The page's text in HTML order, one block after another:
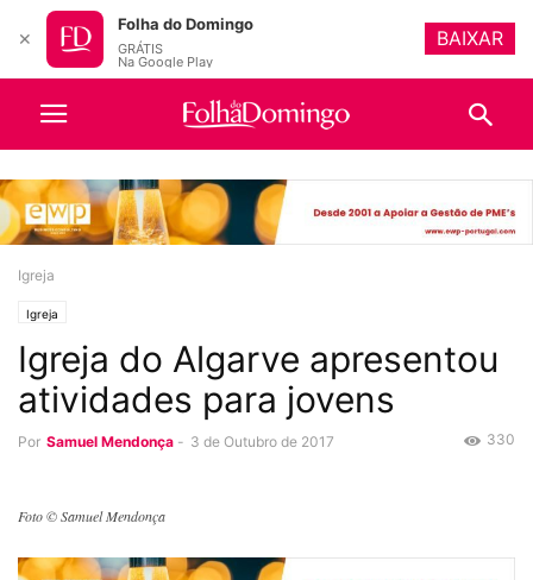
Igreja
Igreja
Igreja do Algarve apresentou
atividades para jovens
Por Samuel Mendonça - 3 de Outubro de 2017 330
Foto © Samuel Mendonça
✕
Folha do Domingo
GRÁTIS
Na Google Play
BAIXAR